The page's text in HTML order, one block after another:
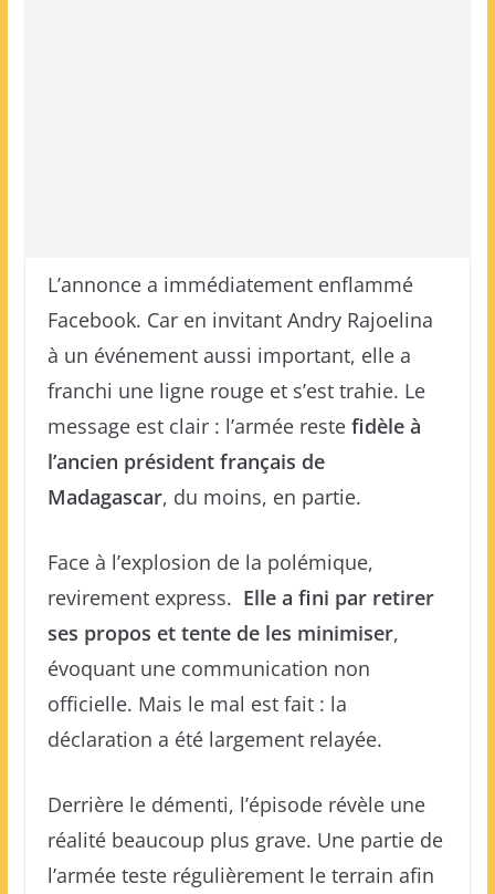
L’annonce a immédiatement enflammé
Facebook. Car en invitant Andry Rajoelina
à un événement aussi important, elle a
franchi une ligne rouge et s’est trahie. Le
message est clair : l’armée reste fidèle à
l’ancien président français de
Madagascar, du moins, en partie.
Face à l’explosion de la polémique,
revirement express. Elle a fini par retirer
ses propos et tente de les minimiser,
évoquant une communication non
officielle. Mais le mal est fait : la
déclaration a été largement relayée.
Derrière le démenti, l’épisode révèle une
réalité beaucoup plus grave. Une partie de
l’armée teste régulièrement le terrain afin